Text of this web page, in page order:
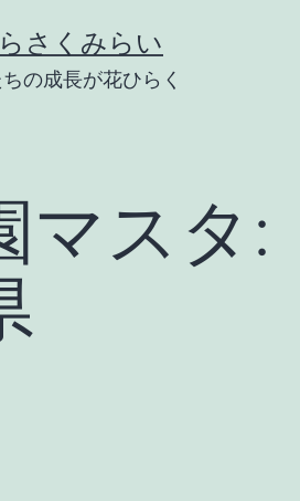
さくみらい
の成長が花ひらく
マスタ: